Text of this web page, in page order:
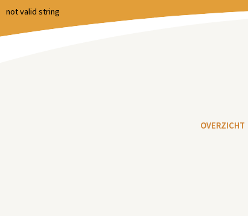
not valid string
OVERZICHT